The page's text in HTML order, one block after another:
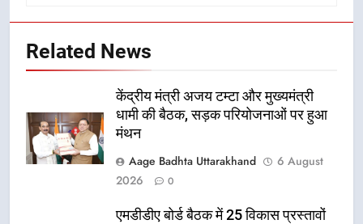
Related News
केंद्रीय मंत्री अजय टम्टा और मुख्यमंत्री
धामी की बैठक, सड़क परियोजनाओं पर हुआ
मंथन
Aage Badhta Uttarakhand
6 August
2026
0
एमडीडीए बोर्ड बैठक में 25 विकास प्रस्तावों